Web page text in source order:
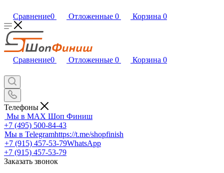
Сравнение0 Отложенные 0 Корзина 0
Сравнение0 Отложенные 0 Корзина 0
Телефоны
Мы в MAX Шоп Финиш
+7 (495) 500-84-43
Мы в Telegramhttps://t.me/shopfinish
+7 (915) 457-53-79WhatsApp
+7 (915) 457-53-79
Заказать звонок